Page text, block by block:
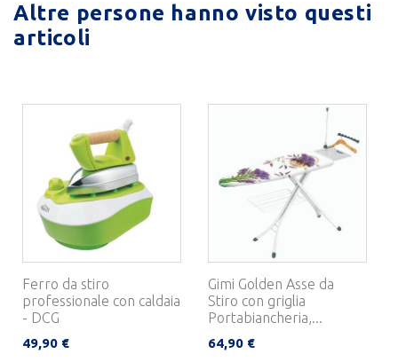
Altre persone hanno visto questi
articoli
Ferro da stiro
professionale con caldaia
- DCG
49,90 €
Gimi Golden Asse da
Stiro con griglia
Portabiancheria,...
64,90 €